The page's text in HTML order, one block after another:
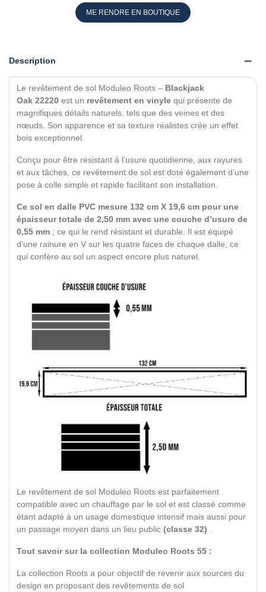
ME RENDRE EN BOUTIQUE
Description
Le revêtement de sol Moduleo Roots – Blackjack
Oak 22220 est un revêtement en vinyle qui présente de
magnifiques détails naturels, tels que des veines et des
nœuds. Son apparence et sa texture réalistes crée un effet
bois exceptionnel.
Conçu pour être résistant à l’usure quotidienne, aux rayures
et aux tâches, ce revêtement de sol est doté également d’une
pose à colle simple et rapide facilitant son installation.
Ce sol en dalle PVC mesure 132 cm X 19,6 cm pour une
épaisseur totale de 2,50 mm avec une couche d’usure de
0,55 mm ; ce qui le rend résistant et durable. Il est équipé
d’une rainure en V sur les quatre faces de chaque dalle, ce
qui confère au sol un aspect encore plus naturel.
Le revêtement de sol Moduleo Roots est parfaitement
compatible avec un chauffage par le sol et est classé comme
étant adapté à un usage domestique intensif mais aussi pour
un passage moyen dans un lieu public (classe 32)
Tout savoir sur la collection Moduleo Roots 55 :
La collection Roots a pour objectif de revenir aux sources du
design en proposant des revêtements de sol